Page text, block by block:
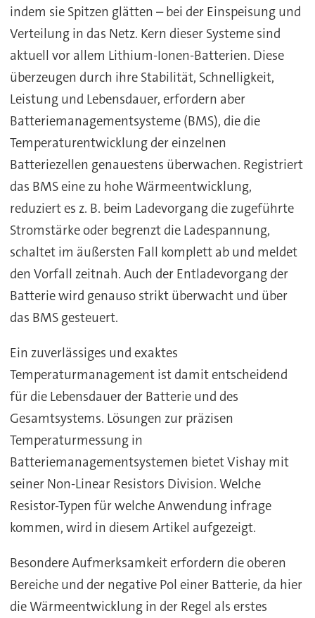
indem sie Spitzen glätten – bei der Einspeisung und
Verteilung in das Netz. Kern dieser Systeme sind
aktuell vor allem Lithium-Ionen-Batterien. Diese
überzeugen durch ihre Stabilität, Schnelligkeit,
Leistung und Lebensdauer, erfordern aber
Batteriemanagementsysteme (BMS), die die
Temperaturentwicklung der einzelnen
Batteriezellen genauestens überwachen. Registriert
das BMS eine zu hohe Wärmeentwicklung,
reduziert es z. B. beim Ladevorgang die zugeführte
Stromstärke oder begrenzt die Ladespannung,
schaltet im äußersten Fall komplett ab und meldet
den Vorfall zeitnah. Auch der Entladevorgang der
Batterie wird genauso strikt überwacht und über
das BMS gesteuert.
Ein zuverlässiges und exaktes
Temperaturmanagement ist damit entscheidend
für die Lebensdauer der Batterie und des
Gesamtsystems. Lösungen zur präzisen
Temperaturmessung in
Batteriemanagementsystemen bietet Vishay mit
seiner Non-Linear Resistors Division. Welche
Resistor-Typen für welche Anwendung infrage
kommen, wird in diesem Artikel aufgezeigt.
Besondere Aufmerksamkeit erfordern die oberen
Bereiche und der negative Pol einer Batterie, da hier
die Wärmeentwicklung in der Regel als erstes